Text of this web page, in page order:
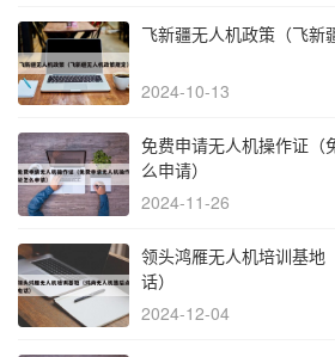
飞新疆无人机政策（飞新
2024-10-13
免费申请无人机操作证（
么申请）
2024-11-26
领头鸿雁无人机培训基地
话）
2024-12-04